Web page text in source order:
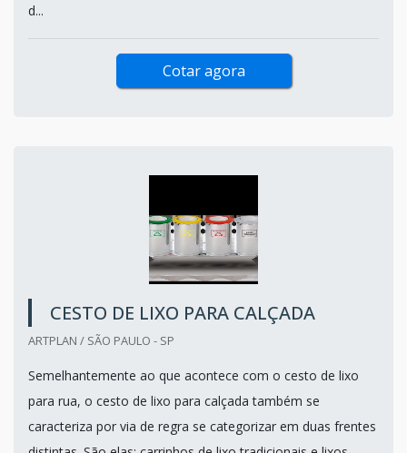
d...
Cotar agora
CESTO DE LIXO PARA CALÇADA
ARTPLAN / SÃO PAULO - SP
Semelhantemente ao que acontece com o cesto de lixo
para rua, o cesto de lixo para calçada também se
caracteriza por via de regra se categorizar em duas frentes